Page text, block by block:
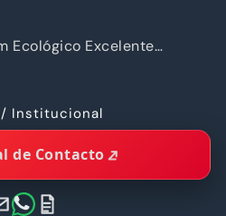
Ecológico Excelente
Institucional
de Contacto